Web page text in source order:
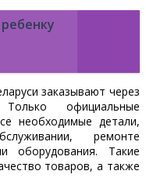
заказывают через
Только официальные
необходимые детали,
ремонте
оборудования. Такие
товаров, а также